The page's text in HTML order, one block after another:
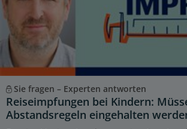
Sie fragen – Experten antworten
Reiseimpfungen bei Kindern:
Abstandsregeln eingehalten